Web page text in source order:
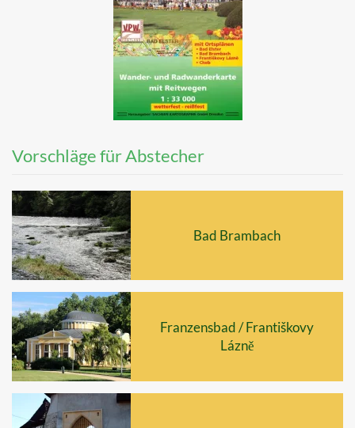
Vorschläge für Abstecher
Bad Brambach
Franzensbad / Františkovy
Lázně